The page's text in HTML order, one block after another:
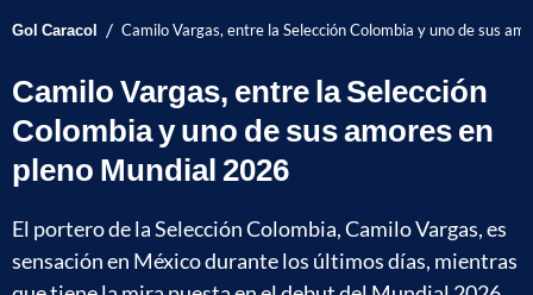
Gol Caracol / Camilo Vargas, entre la Selección Colombia y uno de sus
Camilo Vargas, entre la Selección
Colombia y uno de sus amores en
pleno Mundial 2026
El portero de la Selección Colombia, Camilo Vargas, es
sensación en México durante los últimos días, mientras